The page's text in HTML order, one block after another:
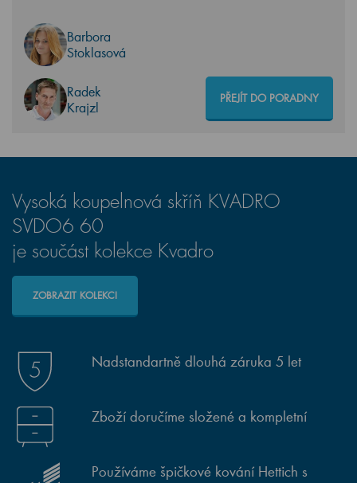
Barbora
Stoklasová
Radek
Krajzl
PŘEJÍT DO PORADNY
Vysoká koupelnová skříň KVADRO
SVDO6 60
je součást kolekce Kvadro
ZOBRAZIT KOLEKCI
Nadstandartně dlouhá záruka 5 let
Zboží doručíme složené a kompletní
Používáme špičkové kování Hettich s